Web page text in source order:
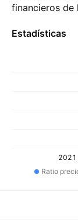
financieros de
Estadísticas
2021
Ratio